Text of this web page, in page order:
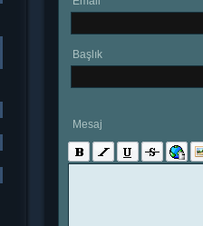
Başlık
Mesaj